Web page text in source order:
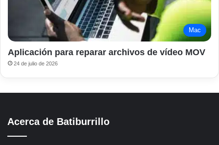
Mac
Aplicación para reparar archivos de vídeo MOV
24 de julio de 2026
Acerca de Batiburrillo